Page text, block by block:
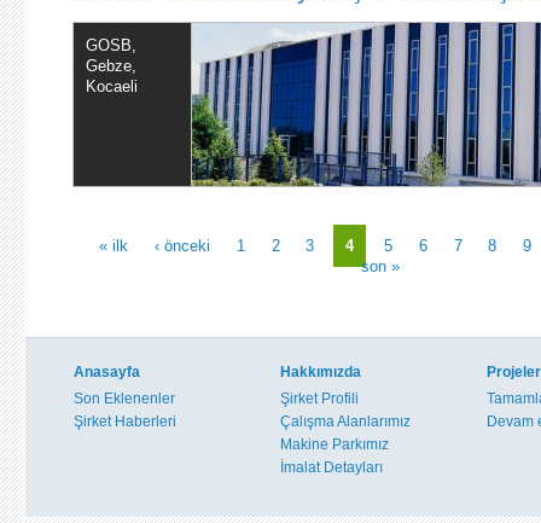
GOSB,
Gebze,
Kocaeli
Sayfalar
« ilk ‹ önceki 1 2 3 4 5 6 7 8
9
son »
Anasayfa
Son Eklenenler
Şirket Haberleri
Hakkımızda
Şirket Profili
Çalışma Alanlarımız
Makine Parkımız
İmalat Detayları
Devam